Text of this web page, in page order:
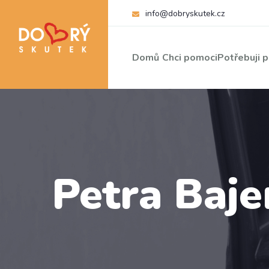
info@dobryskutek.cz
Domů Chci pomociPotřebuji
Petra